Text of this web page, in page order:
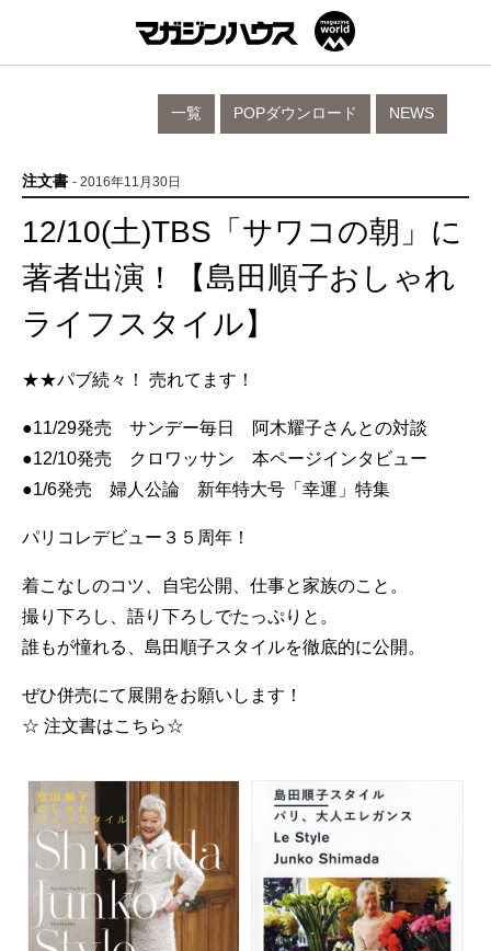
NEWS
POPダウンロード
一覧
注文書 - 2016年11月30日
12/10(土)TBS「サワコの朝」に
著者出演！【島田順子おしゃれ
ライフスタイル】
★★パブ続々！ 売れてます！
●11/29発売 サンデー毎日 阿木耀子さんとの対談
●12/10発売 クロワッサン 本ページインタビュー
●1/6発売 婦人公論 新年特大号「幸運」特集
パリコレデビュー３５周年！
着こなしのコツ、自宅公開、仕事と家族のこと。
撮り下ろし、語り下ろしでたっぷりと。
誰もが憧れる、島田順子スタイルを徹底的に公開。
ぜひ併売にて展開をお願いします！
☆ 注文書はこちら☆